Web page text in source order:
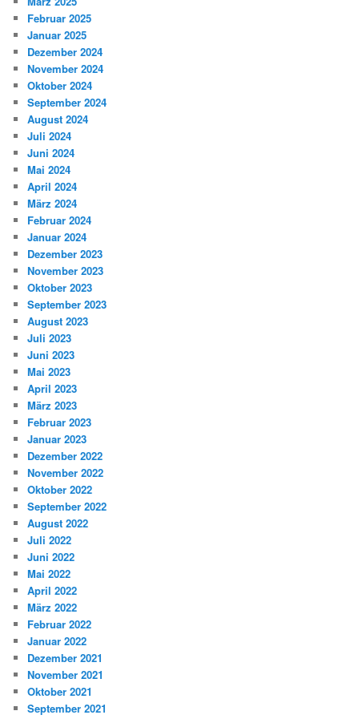
Februar 2025
Januar 2025
Dezember 2024
November 2024
Oktober 2024
September 2024
August 2024
Juli 2024
Juni 2024
Mai 2024
April 2024
März 2024
Februar 2024
Januar 2024
Dezember 2023
November 2023
Oktober 2023
September 2023
August 2023
Juli 2023
Juni 2023
Mai 2023
April 2023
März 2023
Februar 2023
Januar 2023
Dezember 2022
November 2022
Oktober 2022
September 2022
August 2022
Juli 2022
Juni 2022
Mai 2022
April 2022
März 2022
Februar 2022
Januar 2022
Dezember 2021
November 2021
Oktober 2021
September 2021